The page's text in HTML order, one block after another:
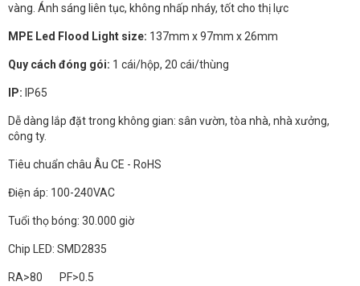
vàng. Ánh sáng liên tục, không nhấp nháy, tốt cho thị lực
MPE Led Flood Light size: 137mm x 97mm x 26mm
Quy cách đóng gói: 1 cái/hộp, 20 cái/thùng
IP: IP65
Dễ dàng lắp đặt trong không gian: sân vườn, tòa nhà, nhà xưởng,
công ty.
Tiêu chuẩn châu Âu CE - RoHS
Điện áp: 100-240VAC
Tuổi thọ bóng: 30.000 giờ
Chip LED: SMD2835
RA>80 PF>0.5